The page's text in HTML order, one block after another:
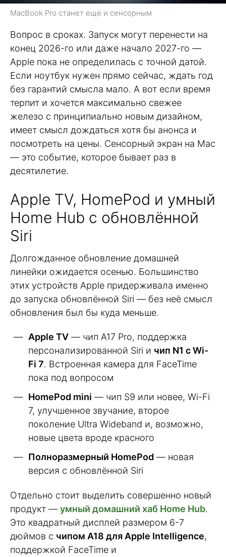
MacBook Pro станет еще и сенсорным
Вопрос в сроках. Запуск могут перенести на
конец 2026-го или даже начало 2027-го —
Apple пока не определилась с точной датой.
Если ноутбук нужен прямо сейчас, ждать год
без гарантий смысла мало. А вот если время
терпит и хочется максимально свежее
железо с принципиально новым дизайном,
имеет смысл дождаться хотя бы анонса и
посмотреть на цены. Сенсорный экран на Mac
— это событие, которое бывает раз в
десятилетие.
Apple TV, HomePod и умный
Home Hub с обновлённой
Siri
Долгожданное обновление домашней
линейки ожидается осенью. Большинство
этих устройств Apple придерживала именно
до запуска обновлённой Siri — без неё смысл
обновления был бы куда меньше.
Apple TV — чип A17 Pro, поддержка
персонализированной Siri и чип N1 с Wi-
Fi 7. Встроенная камера для FaceTime
пока под вопросом
HomePod mini — чип S9 или новее, Wi-Fi
7, улучшенное звучание, второе
поколение Ultra Wideband и, возможно,
новые цвета вроде красного
Полноразмерный HomePod — новая
версия с обновлённой Siri
Отдельно стоит выделить совершенно новый
продукт — умный домашний хаб Home Hub.
Это квадратный дисплей размером 6-7
дюймов с чипом A18 для Apple Intelligence,
поддержкой FaceTime и